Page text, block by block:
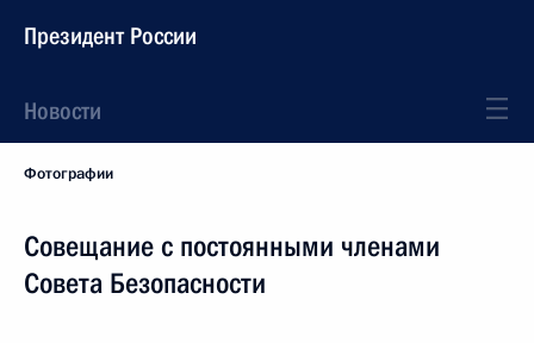
Президент России
Новости
Фотографии
Совещание с постоянными членами
Совета Безопасности